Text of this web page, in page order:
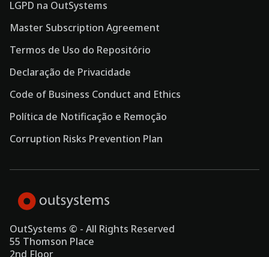
LGPD na OutSystems
Master Subscription Agreement
Termos de Uso do Repositório
Declaração de Privacidade
Code of Business Conduct and Ethics
Política de Notificação e Remoção
Corruption Risks Prevention Plan
OutSystems © - All Rights Reserved
55 Thomson Place
2nd Floor